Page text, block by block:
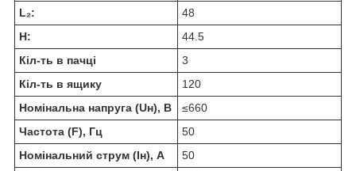
L₂:
48
H:
44.5
Кіл-ть в пачці
3
Кіл-ть в ящику
120
Номінальна напруга (Uн), В
≤660
Частота (F), Гц
50
Номінальний струм (Iн), А
50